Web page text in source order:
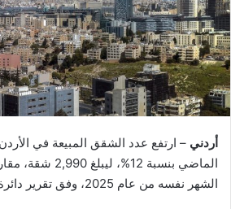
أردني – ارتفع عدد الشقق المبيعة في
الشهر نفسه من عام 2025، وفق تقرير دائرة الأراضي والمساحة.